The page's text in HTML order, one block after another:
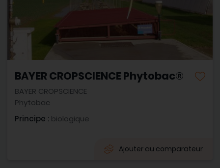
BAYER CROPSCIENCE Phytobac®
BAYER CROPSCIENCE
Phytobac
Principe : biologique
Ajouter au comparateur